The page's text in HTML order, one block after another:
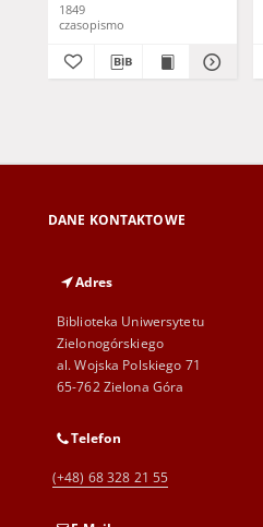
1849
czasopismo
DANE KONTAKTOWE
Adres
Biblioteka Uniwersytetu
Zielonogórskiego
al. Wojska Polskiego 71
65-762 Zielona Góra
Telefon
(+48) 68 328 21 55